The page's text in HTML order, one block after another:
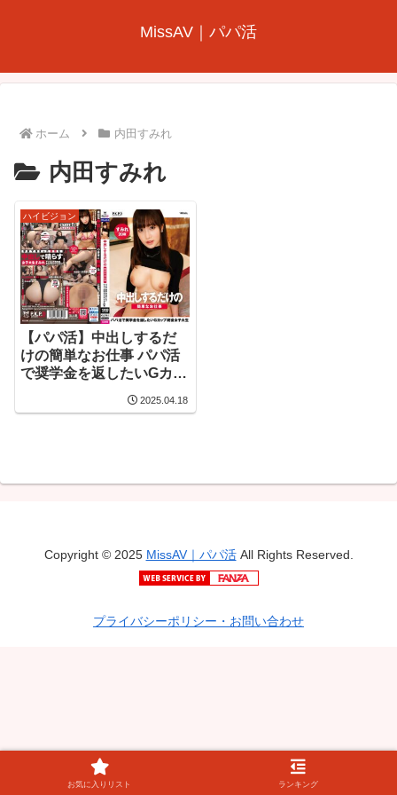
MissAV｜パパ活
ホーム 内田すみれ
内田すみれ
ハイビジョン
【パパ活】中出しするだ
けの簡単なお仕事 パパ活
で奨学金を返したいGカッ
2025.04.18
Copyright © 2025 MissAV｜パパ活All Rights Reserved.
プライバシーポリシー・お問い合わせ
お気に入りリスト ランキング